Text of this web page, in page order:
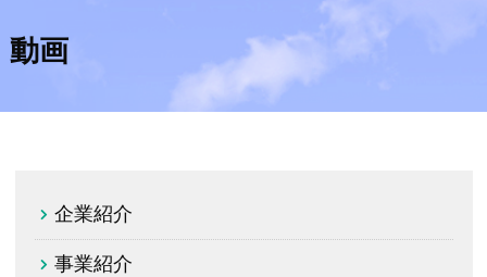
動画
企業紹介
事業紹介